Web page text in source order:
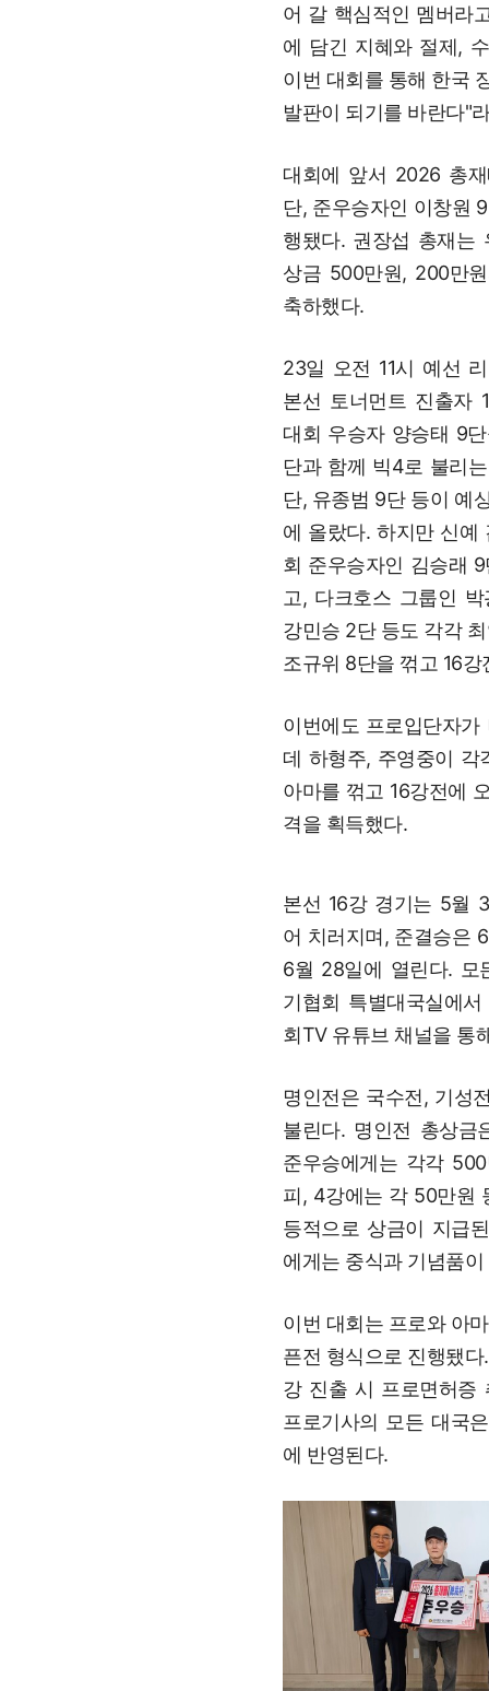
어 갈 핵심적인 멤버라
에 담긴 지혜와 절제,
이번 대회를 통해 한국
발판이 되기를 바란다"
대회에 앞서 2026 총
단, 준우승자인 이창원
행됐다. 권장섭 총재는
상금 500만원, 200만
축하했다.
23일 오전 11시 예선
본선 토너먼트 진출자
대회 우승자 양승태 9
단과 함께 빅4로 불리
단, 유종범 9단 등이 예
에 올랐다. 하지만 신예
회 준우승자인 김승래
고, 다크호스 그룹인
강민승 2단 등도 각각
조규위 8단을 꺾고 16
이번에도 프로입단자
데 하형주, 주영중이 각
아마를 꺾고 16강전에
격을 획득했다.
본선 16강 경기는 5월
어 치러지며, 준결승은
6월 28일에 열린다. 모
기협회 특별대국실에
회TV 유튜브 채널을 통
명인전은 국수전, 기성
불린다. 명인전 총상금
준우승에게는 각각
피, 4강에는 각 50만원
등적으로 상금이 지급
에게는 중식과 기념품
이번 대회는 프로와 아
픈전 형식으로 진행됐
강 진출 시 프로면허증
프로기사의 모든 대국
에 반영된다.